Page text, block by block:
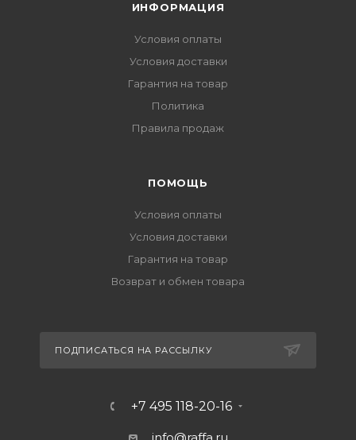
ИНФОРМАЦИЯ
Условия оплаты
Условия доставки
Гарантия на товар
Политика
Правила продаж
ПОМОЩЬ
Условия оплаты
Условия доставки
Гарантия на товар
Возврат и обмен товара
ПОДПИСАТЬСЯ НА РАССЫЛКУ
+7 495 118-20-16